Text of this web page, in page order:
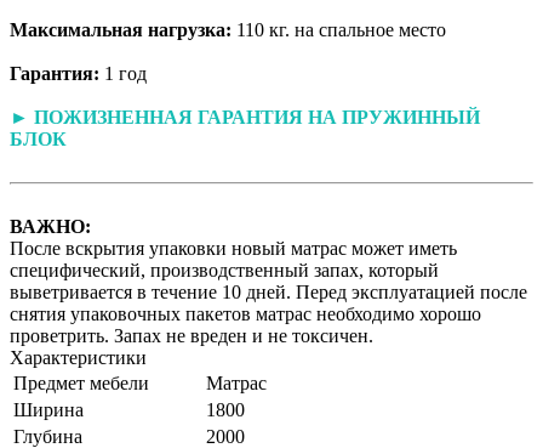
Максимальная нагрузка: 110 кг. на спальное место
Гарантия: 1 год
► ПОЖИЗНЕННАЯ ГАРАНТИЯ НА ПРУЖИННЫЙ
БЛОК
ВАЖНО:
После вскрытия упаковки новый матрас может иметь
специфический, производственный запах, который
выветривается в течение 10 дней. Перед эксплуатацией после
снятия упаковочных пакетов матрас необходимо хорошо
проветрить. Запах не вреден и не токсичен.
Характеристики
Предмет мебели
Матрас
Ширина
1800
Глубина
2000